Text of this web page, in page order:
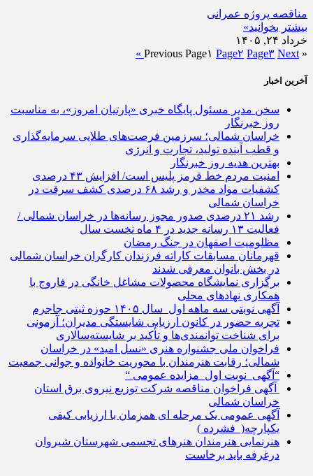
مناقصه پروژه عمرانی
بیشتر بخوانید»
خرداد ۲۴, ۱۴۰۵
« Previous
Page۱ Page۲ Page۳ Next »
آخرین اخبار
سخن مدیر مسئول پایگاه خبری «پارتیان امروز»، به مناسبت
روز خبرنگار
خراسان شمالی؛ سرزمین فرصت‌های طلایی سرمایه‌گذاری
و قطب آینده تولید، تجارت و انرژی
بهترین هدیه روز خبرنگار
امنیت مردم خط قرمز پلیس است/ افزایش ۴۳ درصدی
کشفیات مواد مخدر و رشد ۶۸ درصدی کشف سرقت در
خراسان شمالی
رشد ۲۱ درصدی صدور مجوز رسانه‌ها در خراسان شمالی /
فعالیت ۱۳ رسانه جدید در ۴ ماه نخست سال
مظلومیت اصفهان در جنگ رمضان
قهرمانان مسابقات کاراته فرزندان کارگران خراسان شمالی
در بخش بانوان معرفی شدند
برگزاری نمایشگاه محصولات مشاغل خانگی در فاروج با
همکاری نهادهای محلی
آگهی نوبتی سه ماهه اول سال ۱۴۰۵ حوزه ثبتی جاجرم
تجربه حضور در کانون ارزیابی شایستگی مدیران؛ آزمونی
برای شناخت توانمندی‌ها و تأکید بر شایسته‌سالاری
فراخوان ملی جشنواره هنری «نسل امید» در خراسان
شمالی؛ رقابت هنرمندان با محوریت خانواده و جوانی جمعیت
“آگهی نوبت اول مزایده عمومی “
آگهی فراخوان مناقصه شرکت توزیع نیروی برق استان
خراسان شمالی
آگهی عمومی یک مرحله ای همزمان با ارزیابی کیفی
یکپارچه( فشرده )
هنرنمایی هنرمندان هنرهای تجسمی شهرستان شیروان
درغرفه باید برخاست